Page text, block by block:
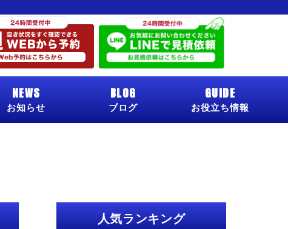
NEWS
お知らせ
BLOG
ブログ
GUIDE
お役立ち情報
人気ランキング